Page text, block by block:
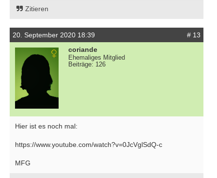
Zitieren
20. September 2020 18:39
# 13
coriande
Ehemaliges Mitglied
Beiträge: 126
Hier ist es noch mal:
https://www.youtube.com/watch?v=0JcVglSdQ-c
MFG